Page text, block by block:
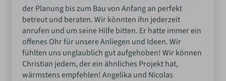
der Planung bis zum Bau von Anfang an perfekt
betreut und beraten. Wir könnten ihn jederzeit
anrufen und um seine Hilfe bitten. Er hatte immer ein
offenes Ohr für unsere Anliegen und Ideen. Wir
fühlten uns unglaublich gut aufgehoben! Wir können
Christian jedem, der ein ähnliches Projekt hat,
wärmstens empfehlen! Angelika und Nicolas